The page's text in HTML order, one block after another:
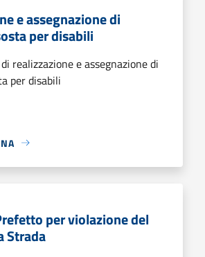
e assegnazione di
per disabili
realizzazione e assegnazione di
per disabili
per violazione del
Strada